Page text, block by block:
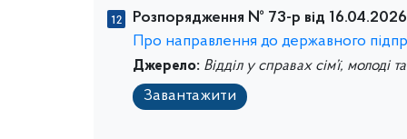
Розпорядження № 73-р від
Про направлення до державного
Джерело: Відділ у справах сім’ї, молоді
Завантажити